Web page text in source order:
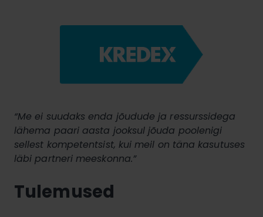
“Me ei suudaks enda jõudude ja ressurssidega
lähema paari aasta jooksul jõuda poolenigi
sellest kompetentsist, kui meil on täna kasutuses
läbi partneri meeskonna.”
Tulemused